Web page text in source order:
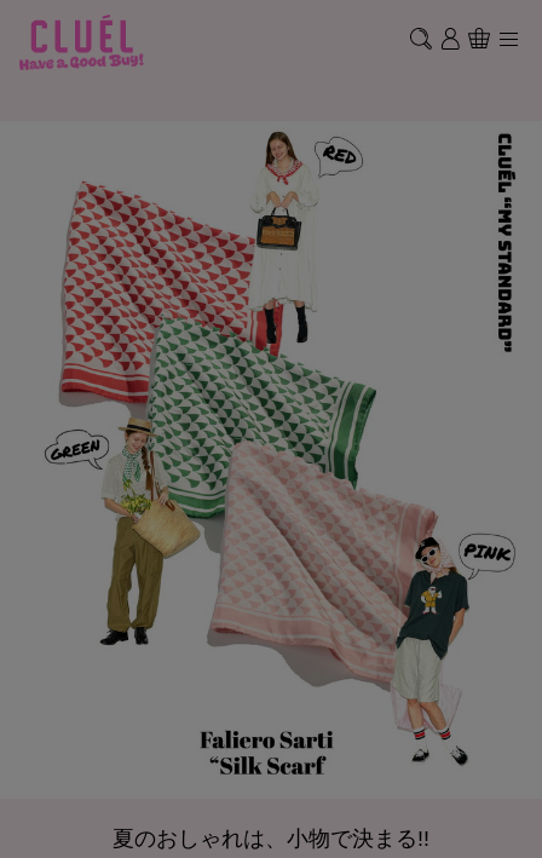
夏のおしゃれは、小物で決まる!!